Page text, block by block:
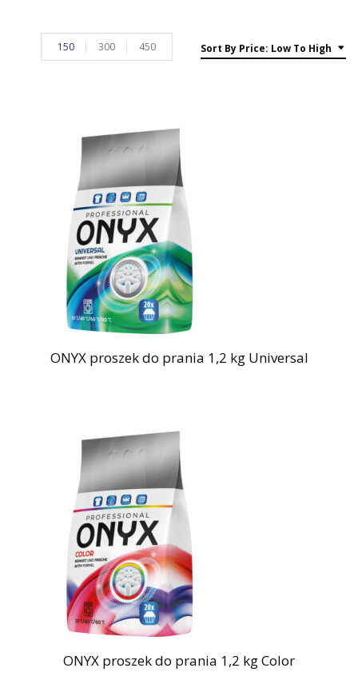
Sort By Price: Low To High
150 300 450
ONYX proszek do prania 1,2 kg Universal
ONYX proszek do prania 1,2 kg Color